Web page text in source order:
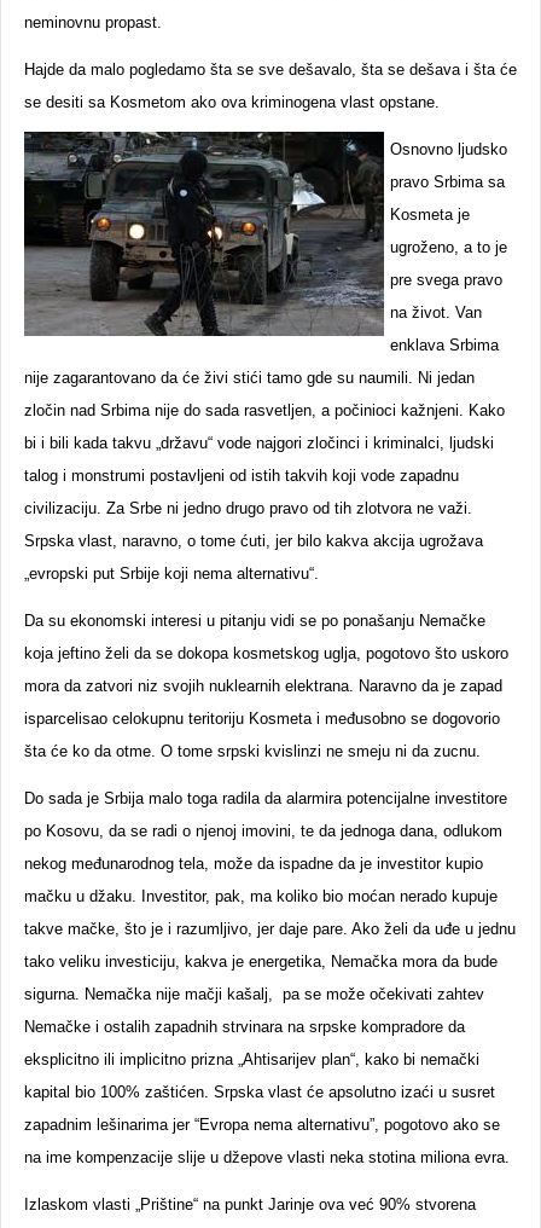
neminovnu propast.
Hajde da malo pogledamo šta se sve dešavalo, šta se dešava i šta će
se desiti sa Kosmetom ako ova kriminogena vlast opstane.
Osnovno ljudsko
pravo Srbima sa
Kosmeta je
ugroženo, a to je
pre svega pravo
na život. Van
enklava Srbima
nije zagarantovano da će živi stići tamo gde su naumili. Ni jedan
zločin nad Srbima nije do sada rasvetljen, a počinioci kažnjeni. Kako
bi i bili kada takvu „državu“ vode najgori zločinci i kriminalci, ljudski
talog i monstrumi postavljeni od istih takvih koji vode zapadnu
civilizaciju. Za Srbe ni jedno drugo pravo od tih zlotvora ne važi.
Srpska vlast, naravno, o tome ćuti, jer bilo kakva akcija ugrožava
„evropski put Srbije koji nema alternativu“.
Da su ekonomski interesi u pitanju vidi se po ponašanju Nemačke
koja jeftino želi da se dokopa kosmetskog uglja, pogotovo što uskoro
mora da zatvori niz svojih nuklearnih elektrana. Naravno da je zapad
isparcelisao celokupnu teritoriju Kosmeta i međusobno se dogovorio
šta će ko da otme. O tome srpski kvislinzi ne smeju ni da zucnu.
Do sada je Srbija malo toga radila da alarmira potencijalne investitore
po Kosovu, da se radi o njenoj imovini, te da jednoga dana, odlukom
nekog međunarodnog tela, može da ispadne da je investitor kupio
mačku u džaku. Investitor, pak, ma koliko bio moćan nerado kupuje
takve mačke, što je i razumljivo, jer daje pare. Ako želi da uđe u jednu
tako veliku investiciju, kakva je energetika, Nemačka mora da bude
sigurna. Nemačka nije mačji kašalj, pa se može očekivati zahtev
Nemačke i ostalih zapadnih strvinara na srpske kompradore da
eksplicitno ili implicitno prizna „Ahtisarijev plan“, kako bi nemački
kapital bio 100% zaštićen. Srpska vlast će apsolutno izaći u susret
zapadnim lešinarima jer “Evropa nema alternativu”, pogotovo ako se
na ime kompenzacije slije u džepove vlasti neka stotina miliona evra.
Izlaskom vlasti „Prištine“ na punkt Jarinje ova već 90% stvorena